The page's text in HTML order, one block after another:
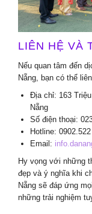
LIÊN HỆ VÀ
Nếu quan tâm đến
Nẵng, bạn có thể
Địa chỉ: 163
Nẵng
Số điện thoại:
Hotline:
Email:
Hy vọng với những
đẹp và ý nghĩa khi
Nẵng sẽ đáp ứng
những trải nghiệm